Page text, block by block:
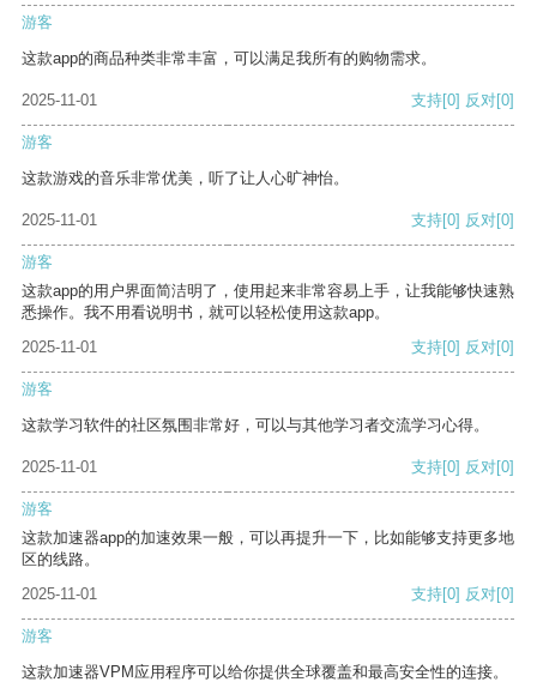
游客
这款app的商品种类非常丰富，可以满足我所有的购物需求。
2025-11-01 支持[0] 反对[0]
游客
这款游戏的音乐非常优美，听了让人心旷神怡。
2025-11-01 支持[0] 反对[0]
游客
这款app的用户界面简洁明了，使用起来非常容易上手，让我能够快速熟
悉操作。我不用看说明书，就可以轻松使用这款app。
2025-11-01
支持[0] 反对[0]
游客
这款学习软件的社区氛围非常好，可以与其他学习者交流学习心得。
2025-11-01 支持[0] 反对[0]
游客
这款加速器app的加速效果一般，可以再提升一下，比如能够支持更多地
区的线路。
2025-11-01
支持[0] 反对[0]
游客
这款加速器VPM应用程序可以给你提供全球覆盖和最高安全性的连接。